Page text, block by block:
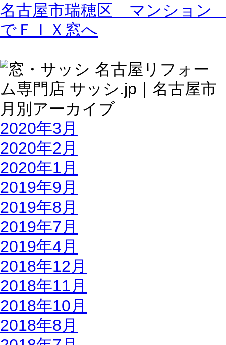
名古屋市瑞穂区 マンション
でＦＩＸ窓へ
2020年3月
2020年2月
2020年1月
2019年9月
2019年8月
2019年7月
2019年4月
2018年12月
2018年11月
2018年10月
2018年8月